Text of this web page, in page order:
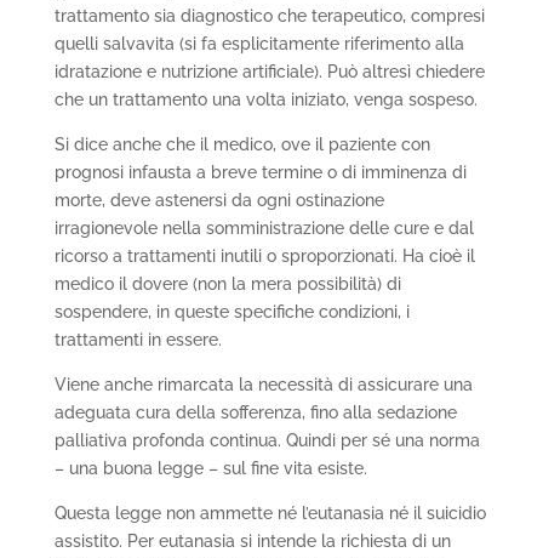
trattamento sia diagnostico che terapeutico, compresi
quelli salvavita (si fa esplicitamente riferimento alla
idratazione e nutrizione artificiale). Può altresì chiedere
che un trattamento una volta iniziato, venga sospeso.
Si dice anche che il medico, ove il paziente con
prognosi infausta a breve termine o di imminenza di
morte, deve astenersi da ogni ostinazione
irragionevole nella somministrazione delle cure e dal
ricorso a trattamenti inutili o sproporzionati. Ha cioè il
medico il dovere (non la mera possibilità) di
sospendere, in queste specifiche condizioni, i
trattamenti in essere.
Viene anche rimarcata la necessità di assicurare una
adeguata cura della sofferenza, fino alla sedazione
palliativa profonda continua. Quindi per sé una norma
– una buona legge – sul fine vita esiste.
Questa legge non ammette né l’eutanasia né il suicidio
assistito. Per eutanasia si intende la richiesta di un